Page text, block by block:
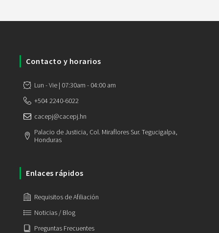
Contacto y horarios
Lun - Vie | 07:30am - 04:00 am
+504 2240-6022
cacepj@cacepj.hn
Palacio de Justicia, Col. Miraflores Sur. Tegucigalpa,
Honduras
Enlaces rápidos
Requisitos de Afiliación
Noticias / Blog
Preguntas Frecuentes